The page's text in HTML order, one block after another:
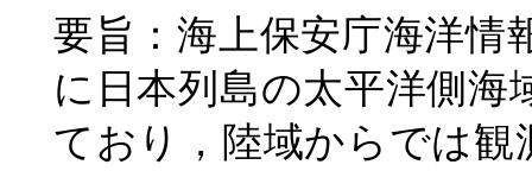
要旨：海上保安庁海洋情
に日本列島の太平洋側海
ており，陸域からでは